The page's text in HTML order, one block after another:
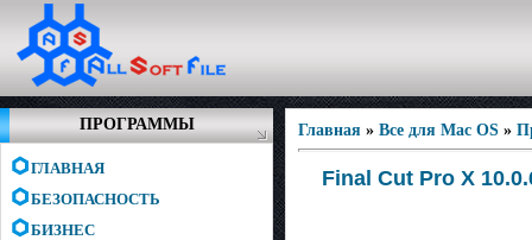
ПРОГРАММЫ
ГЛАВНАЯ
БЕЗОПАСНОСТЬ
БИЗНЕС
Главная » Все для Mac OS »
Final Cut Pro X